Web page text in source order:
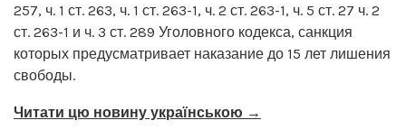
257, ч. 1 ст. 263, ч. 1 ст. 263-1, ч. 2 ст. 263-1, ч. 5 ст. 27 ч. 2
ст. 263-1 и ч. 3 ст. 289 Уголовного кодекса, санкция
которых предусматривает наказание до 15 лет лишения
свободы.
Читати цю новину українською →